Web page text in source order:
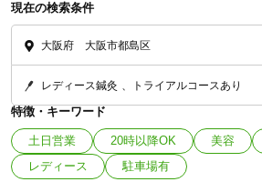
現在の検索条件
大阪府 大阪市都島区
レディース鍼灸 トライアルコースあり
特徴・キーワード
土日営業 20時以降OK 美容
レディース
駐車場有
「健康にはりを見た」